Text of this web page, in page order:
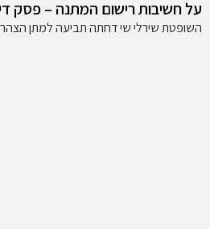
על חשיבות רישום המתנה – פסק
השופטת שירלי שי דחתה תביעה למתן